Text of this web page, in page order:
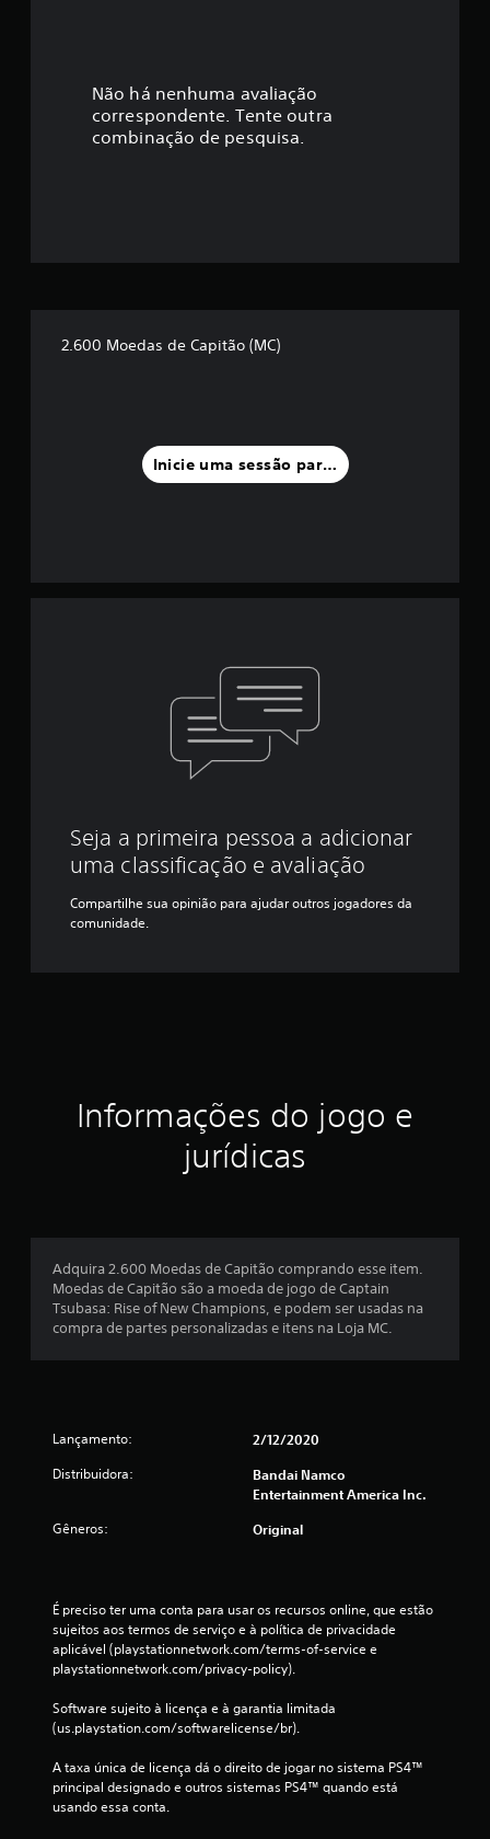
Não há nenhuma avaliação
correspondente. Tente outra
combinação de pesquisa.
2.600 Moedas de Capitão (MC)
Inicie uma sessão para classificar
Seja a primeira pessoa a adicionar
uma classificação e avaliação
Compartilhe sua opinião para ajudar outros jogadores da
comunidade.
Informações do jogo e
jurídicas
Adquira 2.600 Moedas de Capitão comprando esse item.
Moedas de Capitão são a moeda de jogo de Captain
Tsubasa: Rise of New Champions, e podem ser usadas na
compra de partes personalizadas e itens na Loja MC.
Lançamento: 2/12/2020
Distribuidora:
Bandai Namco
Entertainment America Inc.
Gêneros: Original
É preciso ter uma conta para usar os recursos online, que estão
sujeitos aos termos de serviço e à política de privacidade
aplicável (playstationnetwork.com/terms-of-service e
playstationnetwork.com/privacy-policy).
Software sujeito à licença e à garantia limitada
(us.playstation.com/softwarelicense/br).
A taxa única de licença dá o direito de jogar no sistema PS4™
principal designado e outros sistemas PS4™ quando está
usando essa conta.